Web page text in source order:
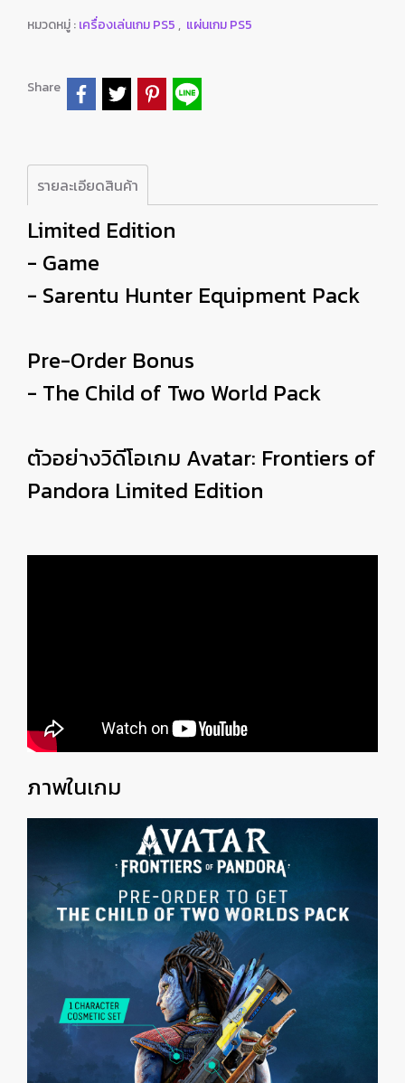
หมวดหมู่ :เครื่องเล่นเกม PS5 , แผ่นเกม PS5
Share
รายละเอียดสินค้า
Limited Edition
- Game
- Sarentu Hunter Equipment Pack
Pre-Order Bonus
- The Child of Two World Pack
ตัวอย่างวิดีโอเกม Avatar: Frontiers of
Pandora Limited Edition
ภาพในเกม